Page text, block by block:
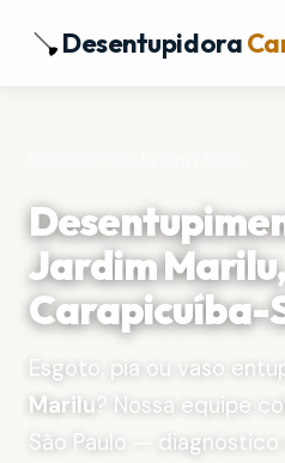
Desentupidora
Jardim
Carapicuíba-
Esgoto, pia ou vaso
Marilu ? Nossa equipe
São Paulo —